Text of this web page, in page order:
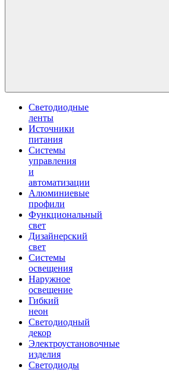
Светодиодные
ленты
Источники
питания
Системы
управления
и
автоматизации
Алюминиевые
профили
Функциональный
свет
Дизайнерский
свет
Системы
освещения
Наружное
освещение
Гибкий
неон
Светодиодный
декор
Электроустановочные
изделия
Светодиоды